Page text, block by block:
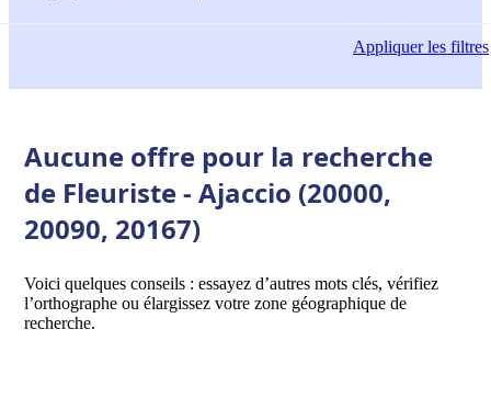
Appliquerles filtres
Aucune offre pour la recherche
de Fleuriste - Ajaccio (20000,
20090, 20167)
Voici quelques conseils : essayez d’autres mots clés, vérifiez
l’orthographe ou élargissez votre zone géographique de
recherche.